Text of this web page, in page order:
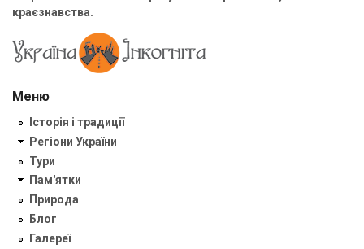
краєзнавства.
Меню
Історія і традиції
Регіони України
Тури
Пам'ятки
Природа
Блог
Галереї